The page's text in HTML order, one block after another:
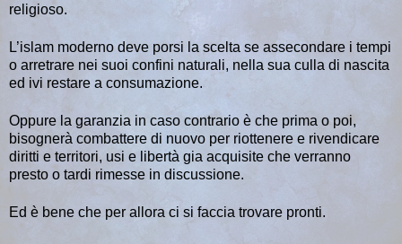
religioso.
L’islam moderno deve porsi la scelta se assecondare i tempi
o arretrare nei suoi confini naturali, nella sua culla di nascita
ed ivi restare a consumazione.
Oppure la garanzia in caso contrario è che prima o poi,
bisognerà combattere di nuovo per riottenere e rivendicare
diritti e territori, usi e libertà gia acquisite che verranno
presto o tardi rimesse in discussione.
Ed è bene che per allora ci si faccia trovare pronti.